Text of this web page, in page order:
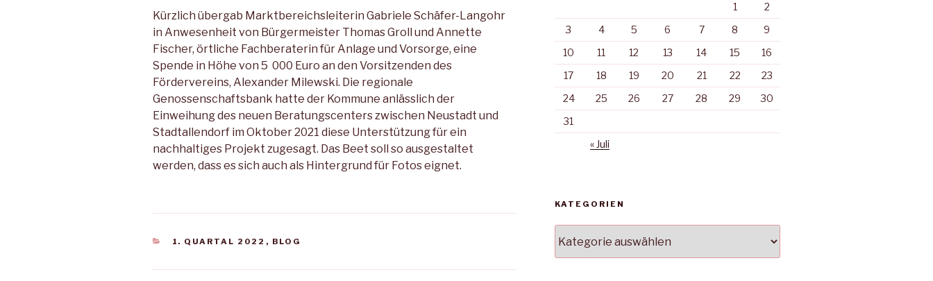
Kürzlich übergab Marktbereichsleiterin Gabriele Schäfer-Langohr
in Anwesenheit von Bürgermeister Thomas Groll und Annette
Fischer, örtliche Fachberaterin für Anlage und Vorsorge, eine
Spende in Höhe von 5 000 Euro an den Vorsitzenden des
Fördervereins, Alexander Milewski. Die regionale
Genossenschaftsbank hatte der Kommune anlässlich der
Einweihung des neuen Beratungscenters zwischen Neustadt und
Stadtallendorf im Oktober 2021 diese Unterstützung für ein
nachhaltiges Projekt zugesagt. Das Beet soll so ausgestaltet
werden, dass es sich auch als Hintergrund für Fotos eignet.
KATEGORIEN
1. QUARTAL 2022 , BLOG
1
2
3
4 5 6 7 8
9
10
11 12 13 14 15
16
17
18 19 20 21 22
23
24
25 26 27 28 29
30
31
« Juli
KATEGORIEN